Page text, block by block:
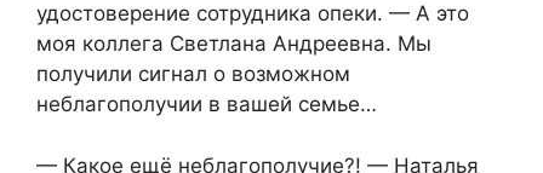
удостоверение сотрудника опеки. — А это
моя коллега Светлана Андреевна. Мы
получили сигнал о возможном
неблагополучии в вашей семье…
— Какое ещё неблагополучие?! — Наталья